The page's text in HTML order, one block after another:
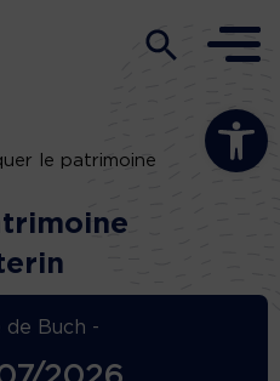
Ouvrir la
le patrimoine
de Buch -